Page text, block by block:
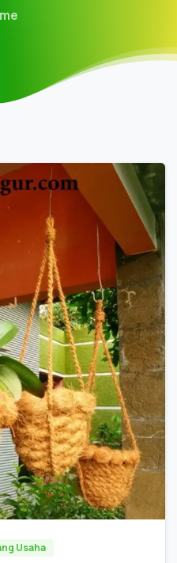
0 0
Usaha